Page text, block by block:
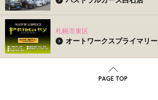
札幌市東区
オートワークスプライマリー
PAGE TOP